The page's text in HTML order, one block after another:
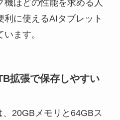
ほどの性能を求める人
利に使えるAIタブレット
ます。
拡張で保存しやすい
20GBメモリと64GBス